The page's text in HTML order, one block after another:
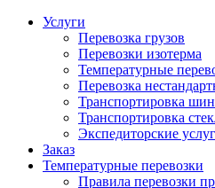
Услуги
Перевозка грузов
Перевозки изотерма
Температурные
Перевозка
Транспортировка шин
Транспортировка
Экспедиторские
Заказ
Температурные перевозки
Правила перевозки